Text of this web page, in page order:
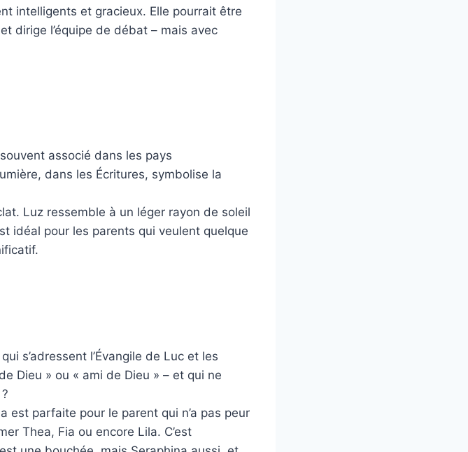
intelligents et gracieux. Elle pourrait être
dirige l’équipe de débat – mais avec
associé dans les pays
dans les Écritures, symbolise la
Luz ressemble à un léger rayon de soleil
idéal pour les parents qui veulent quelque
s’adressent l’Évangile de Luc et les
Dieu » ou « ami de Dieu » – et qui ne
est parfaite pour le parent qui n’a pas peur
Thea, Fia ou encore Lila. C’est